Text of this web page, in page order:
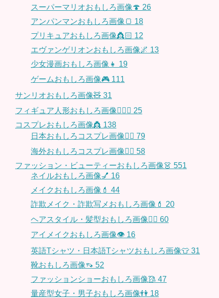
スーパーマリオおもしろ画像🍄 26
アンパンマンおもしろ画像🍞 18
プリキュアおもしろ画像👸🏻 12
エヴァンゲリオンおもしろ画像🌌 13
少女漫画おもしろ画像👧 19
ゲームおもしろ画像🎮 111
サンリオおもしろ画像🧸 31
フィギュア人形おもしろ画像🧍🏼‍♂️ 25
コスプレおもしろ画像👸 138
日本おもしろコスプレ画像🧝‍♀️ 79
海外おもしろコスプレ画像🧝‍♂️ 58
ファッション・ビューティーおもしろ画像👗 551
ネイルおもしろ画像💅 16
メイクおもしろ画像💄 44
詐欺メイク・詐欺写メおもしろ画像💄 20
ヘアスタイル・髪型おもしろ画像👱‍♀️ 60
アイメイクおもしろ画像👁 16
英語Tシャツ・日本語Tシャツおもしろ画像👕 31
靴おもしろ画像👡 52
ファッションショーおもしろ画像🥻 47
量産型女子・男子おもしろ画像👫 18